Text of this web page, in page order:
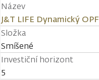
Název
J&T LIFE Dynamický OPF
Složka
Smíšené
Investiční horizont
5